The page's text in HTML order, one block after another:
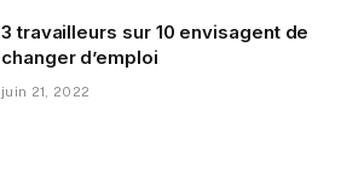
3 travailleurs sur 10 envisagent de
changer d’emploi
juin 21, 2022